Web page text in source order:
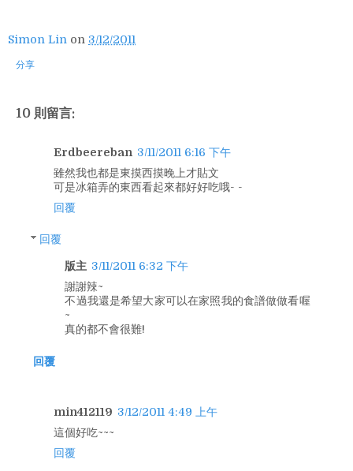
Simon Lin on 3/12/2011
分享
10 則留言:
Erdbeereban 3/11/2011 6:16 下午
雖然我也都是東摸西摸晚上才貼文
可是冰箱弄的東西看起來都好好吃哦- -
回覆
回覆
版主 3/11/2011 6:32 下午
謝謝辣~
不過我還是希望大家可以在家照我的食譜做做看喔
~
真的都不會很難!
回覆
min412119 3/12/2011 4:49 上午
這個好吃~~~
回覆